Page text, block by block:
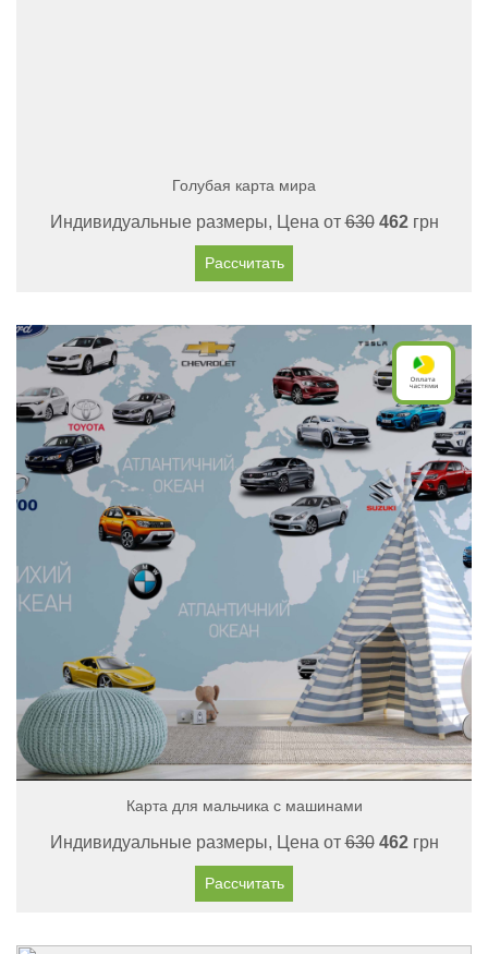
Голубая карта мира
Индивидуальные размеры, Цена от630 462грн
Рассчитать
Карта для мальчика с машинами
Индивидуальные размеры, Цена от630 462грн
Рассчитать